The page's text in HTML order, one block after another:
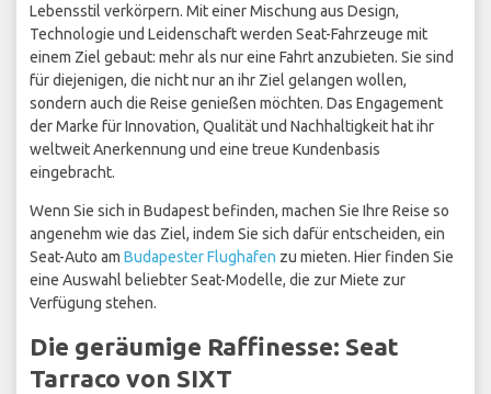
Lebensstil verkörpern. Mit einer Mischung aus Design,
Technologie und Leidenschaft werden Seat-Fahrzeuge mit
einem Ziel gebaut: mehr als nur eine Fahrt anzubieten. Sie sind
für diejenigen, die nicht nur an ihr Ziel gelangen wollen,
sondern auch die Reise genießen möchten. Das Engagement
der Marke für Innovation, Qualität und Nachhaltigkeit hat ihr
weltweit Anerkennung und eine treue Kundenbasis
eingebracht.
Wenn Sie sich in Budapest befinden, machen Sie Ihre Reise so
angenehm wie das Ziel, indem Sie sich dafür entscheiden, ein
Seat-Auto am Budapester Flughafen zu mieten. Hier finden Sie
eine Auswahl beliebter Seat-Modelle, die zur Miete zur
Verfügung stehen.
Die geräumige Raffinesse: Seat
Tarraco von SIXT